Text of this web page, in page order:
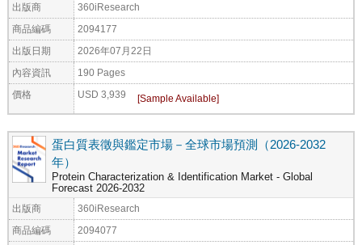
出版商 360iResearch
商品編碼 2094177
出版日期 2026年07月22日
內容資訊 190 Pages
價格 USD 3,939
蛋白質表徵與鑑定市場－全球市場預測（2026-2032
年）
Protein Characterization & Identification Market - Global
Forecast 2026-2032
出版商 360iResearch
商品編碼 2094077